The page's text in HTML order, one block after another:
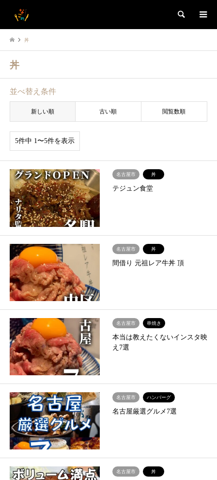
検索
丼
丼
並べ替え条件
新しい順 古い順 閲覧数順
5件中 1〜5件を表示
名古屋市 丼
テジュン食堂
名古屋市 丼
間借り 元祖レア牛丼 頂
名古屋市 串焼き
本当は教えたくないインスタ映
え7選
名古屋市 ハンバーグ
名古屋厳選グルメ7選
名古屋市 丼